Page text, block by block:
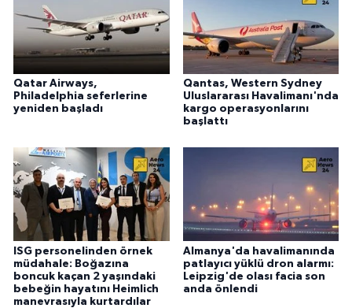
Qatar Airways,
Philadelphia seferlerine
yeniden başladı
Qantas, Western Sydney
Uluslararası Havalimanı'nda
kargo operasyonlarını
başlattı
ISG personelinden örnek
müdahale: Boğazına
boncuk kaçan 2 yaşındaki
bebeğin hayatını Heimlich
manevrasıyla kurtardılar
Almanya'da havalimanında
patlayıcı yüklü dron alarmı:
Leipzig'de olası facia son
anda önlendi